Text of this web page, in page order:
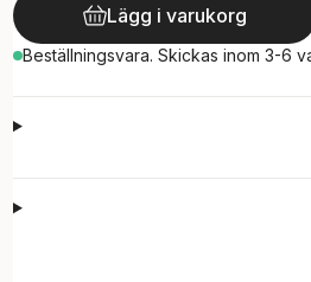
Lägg i varukorg
Beställningsvara. Skickas inom 3-6